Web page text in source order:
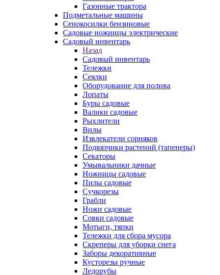
Газонные трактора
Подметальные машины
Сенокосилки бензиновые
Садовые ножницы электрические
Садовый инвентарь
Назад
Садовый инвентарь
Тележки
Сеялки
Оборудование для полива
Лопаты
Буры садовые
Валики садовые
Рыхлители
Вилы
Извлекатели сорняков
Подвязчики растений (тапенеры)
Секаторы
Умывальники дачные
Ножницы садовые
Пилы садовые
Сучкорезы
Грабли
Ножи садовые
Совки садовые
Мотыги, тяпки
Тележки для сбора мусора
Скреперы для уборки снега
Заборы декоративные
Кусторезы ручные
Ледорубы